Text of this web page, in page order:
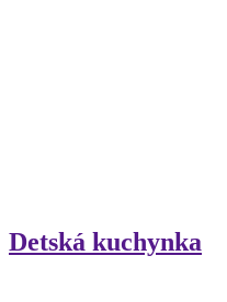
Detská kuchynka